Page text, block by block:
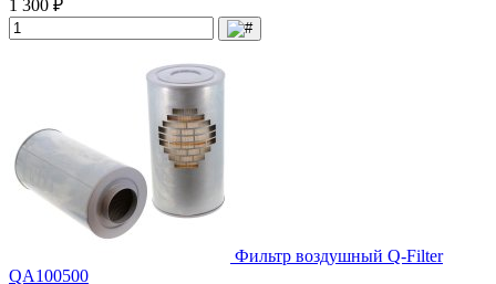
1 300 ₽
Фильтр воздушный Q-Filter
QA100500